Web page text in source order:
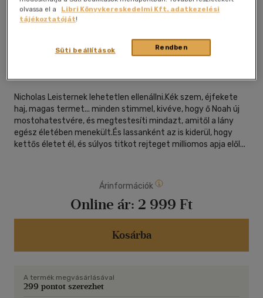
(5 vélemény)
Nicholas Leisternek lehetetlen ellenállni.Kék szem, éjfekete
haj, magas termet... minden stimmel, kivéve, hogy ő Noah új
mostohatestvére, és megtestesíti mindazt, amitől a lány
egész életében menekült.És lassanként az is kiderül, hogy
kettős életet él, és súlyos titkot rejteget milliomos apja elől...
Árinformációk
Online ár: 2 999 Ft
Kosárba
A termék megvásárlásával
299 pontot szerezhet
olvassa el a
Libri Könyvkereskedelmi Kft. adatkezelési
tájékoztatóját!
Rendben
Süti beállítások